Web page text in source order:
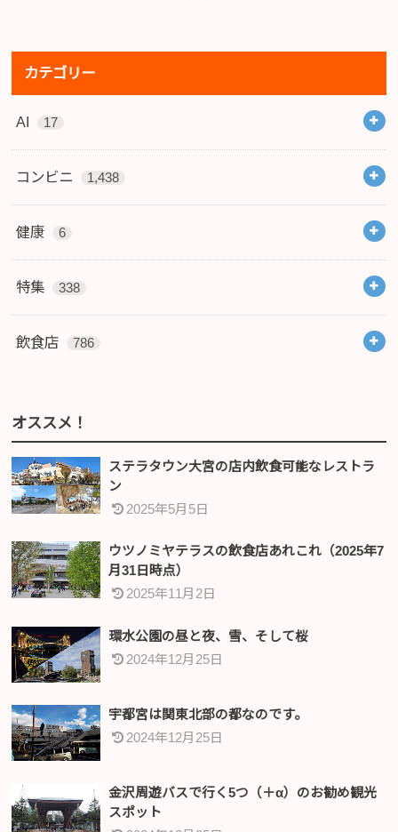
カテゴリー
AI 17
コンビニ 1,438
健康 6
特集 338
飲食店 786
オススメ！
ステラタウン大宮の店内飲食可能なレストラ
ン
2025年5月5日
ウツノミヤテラスの飲食店あれこれ（2025年7
月31日時点）
2025年11月2日
環水公園の昼と夜、雪、そして桜
2024年12月25日
宇都宮は関東北部の都なのです。
2024年12月25日
金沢周遊バスで行く5つ（＋α）のお勧め観光
スポット